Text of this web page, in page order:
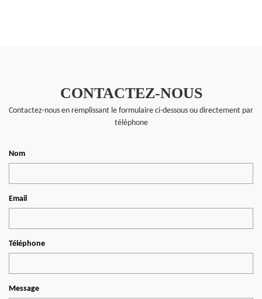
CONTACTEZ-NOUS
Contactez-nous en remplissant le formulaire ci-dessous ou directement par
téléphone
Nom
Email
Téléphone
Message